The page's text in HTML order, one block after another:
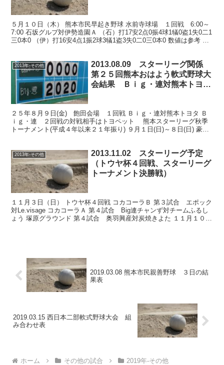
５月１０日（木） 熊本市民早起き野球 水前寺球場 １回戦 6:00～
7:00 石坂グルプ対伊勢造園Ａ （石）打17安2点0振4球1犠0盗1失0二1
三0本0 （伊）打16安4点1振2球3犠1盗3失0二0三0本0 数値は参考 伊
2013年-その他
2013.08.09 スターリーグ関係
第２５回熊本おはよう軟式野球大
会結果 Ｂｉｇ・連対熊本トヨ
２５年８月９日(金) 飽田会場 １回戦 Ｂｉｇ・連対熊本トヨタ Ｂ
ｉｇ・連 ２回戦の対戦相手はトヨペット 熊本スターリーグ秋季
トーナメント(平成４年以来２１年振り) ９月１日(日)～８日(日) 豪華
2013年-その他
2013.11.02 スターリーグ予定
（トウヤ杯４回戦、スターリーグ
トーナメント決勝戦）
１１月３日（日） トウヤ杯４回戦 コカコーラＢ 第３試合 エポック
対Le.visage コカコーラＡ 第４試合 Big連チャンず対チームふるし
ょう 塚原グラウンド 第４試合 奥羽興産対炭焼きよた １１月１０日
2019.03.08 熊本市民親善野球 ３日の結
果表
2019.03.15 西日本二部軟式野球大会 組
み合わせ表
ホーム その他の試合 2019年-その他